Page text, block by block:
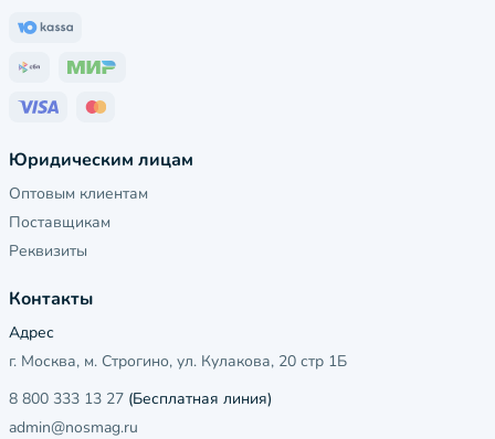
Юридическим лицам
Оптовым клиентам
Поставщикам
Реквизиты
Контакты
Адрес
г. Москва, м. Строгино, ул. Кулакова, 20 стр 1Б
8 800 333 13 27 (Бесплатная линия)
admin@nosmag.ru